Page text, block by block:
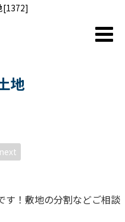
[1372]
地
next
す！敷地の分割などご相談